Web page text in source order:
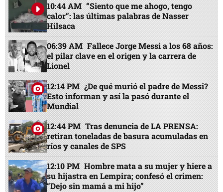
10:44 AM “Siento que me ahogo, tengo
calor”: las últimas palabras de Nasser
Hilsaca
06:39 AM Fallece Jorge Messi a los 68 años:
el pilar clave en el origen y la carrera de
Lionel
12:14 PM ¿De qué murió el padre de Messi?
Esto informan y así la pasó durante el
Mundial
12:44 PM Tras denuncia de LA PRENSA:
retiran toneladas de basura acumuladas en
ríos y canales de SPS
12:10 PM Hombre mata a su mujer y hiere a
su hijastra en Lempira; confesó el crimen:
“Dejo sin mamá a mi hijo”